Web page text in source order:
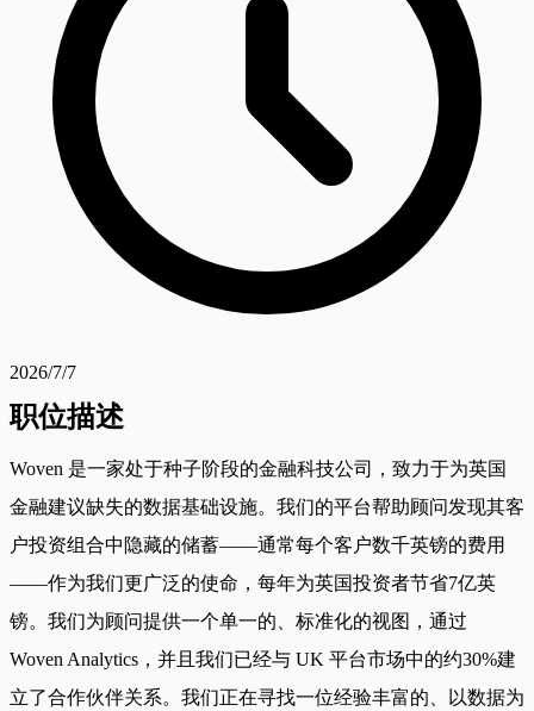
2026/7/7
职位描述
Woven 是一家处于种子阶段的金融科技公司，致力于为英国
金融建议缺失的数据基础设施。我们的平台帮助顾问发现其客
户投资组合中隐藏的储蓄——通常每个客户数千英镑的费用
——作为我们更广泛的使命，每年为英国投资者节省7亿英
镑。我们为顾问提供一个单一的、标准化的视图，通过
Woven Analytics，并且我们已经与 UK 平台市场中的约30%建
立了合作伙伴关系。我们正在寻找一位经验丰富的、以数据为